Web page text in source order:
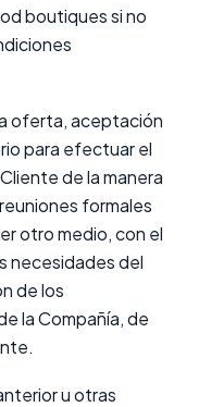
boutiques si no
oferta, aceptación
para efectuar el
de la manera
formales
otro medio, con el
necesidades del
de los
la Compañía, de
u otras